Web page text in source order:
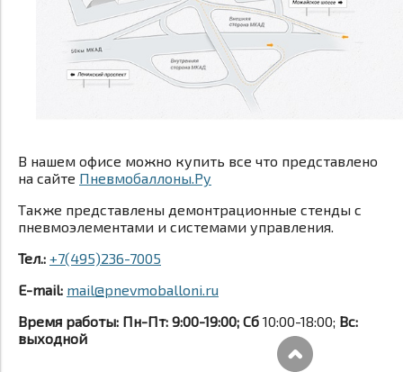
В нашем офисе можно купить все что представлено
на сайте Пневмобаллоны.Ру
Также представлены демонтрационные стенды с
пневмоэлементами и системами управления.
Тел.: +7(495)236-7005
E-mail: mail@pnevmoballoni.ru
Время работы: Пн-Пт: 9:00-19:00; Сб 10:00-18:00; Вс:
выходной